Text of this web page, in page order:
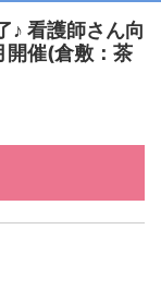
♪ 看護師さん向
催(倉敷：茶